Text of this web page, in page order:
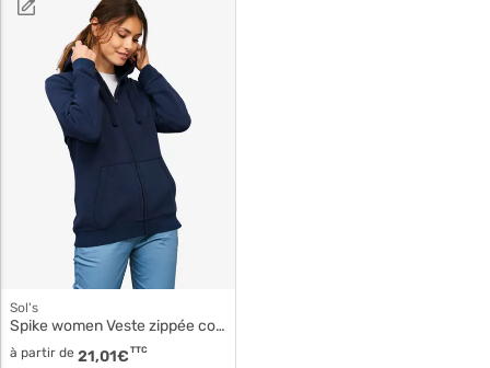
Sol's
Spike women Veste zippée coton capuche 03106
à partir de 21,01€ TTC